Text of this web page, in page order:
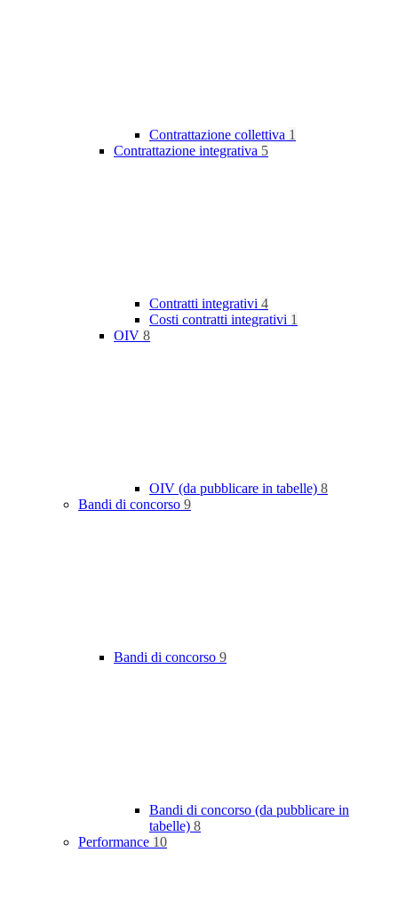
Contrattazione collettiva 1
Contrattazione integrativa 5
Contratti integrativi 4
Costi contratti integrativi 1
OIV 8
OIV (da pubblicare in tabelle) 8
Bandi di concorso 9
Bandi di concorso 9
Bandi di concorso (da pubblicare in
tabelle) 8
Performance 10